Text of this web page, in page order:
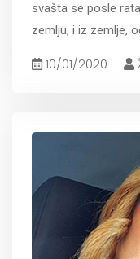
svašta se posle
zemlju, i iz zemlje,
10/01/2020